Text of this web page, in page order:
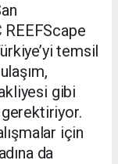
REEFScape
temsil
gibi
için
da